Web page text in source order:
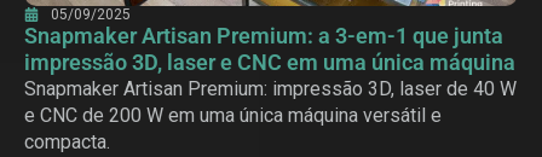
05/09/2025
Snapmaker Artisan Premium: a 3-em-1 que junta
impressão 3D, laser e CNC em uma única máquina
Snapmaker Artisan Premium: impressão 3D, laser de 40 W
e CNC de 200 W em uma única máquina versátil e
compacta.